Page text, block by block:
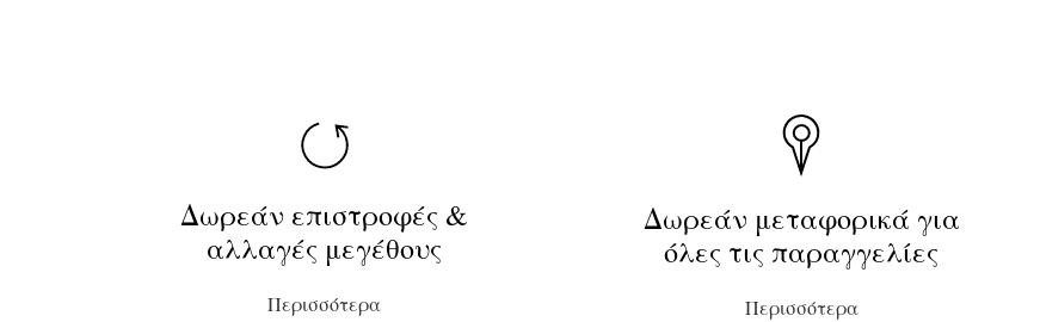
Δωρεάν επιστροφές &
αλλαγές μεγέθους
Περισσότερα
Δωρεάν μεταφορικά για
όλες τις παραγγελίες
Περισσότερα